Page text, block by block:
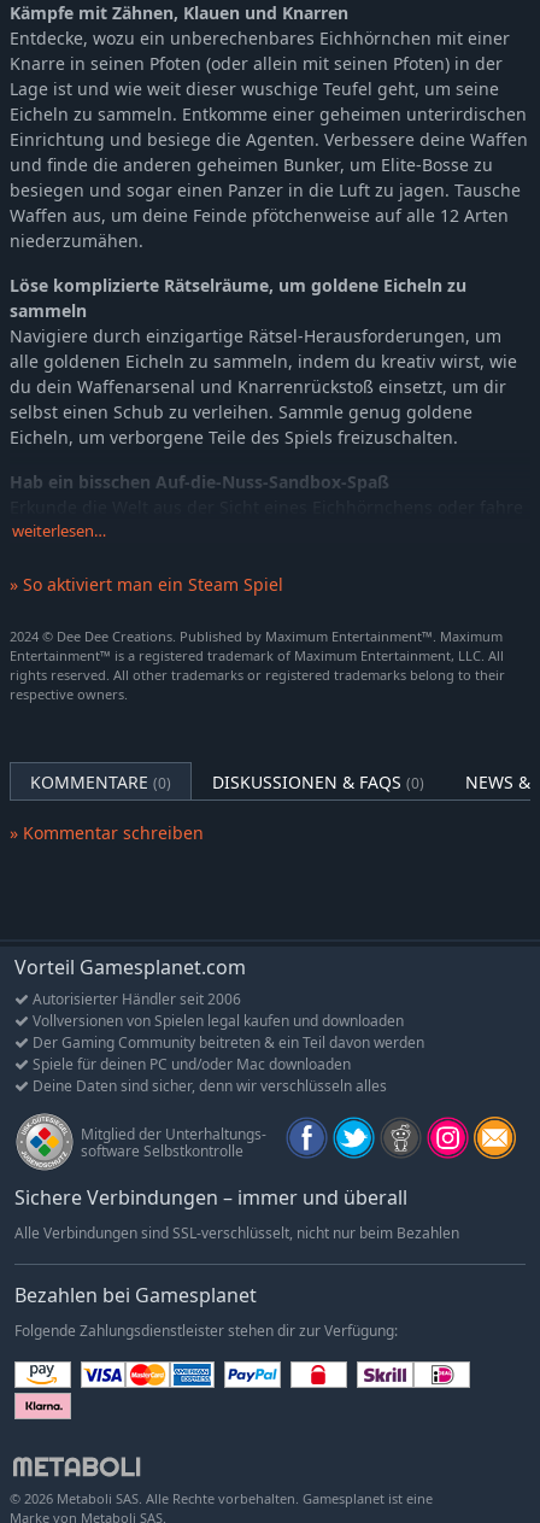
Kämpfe mit Zähnen, Klauen und Knarren
Entdecke, wozu ein unberechenbares Eichhörnchen mit einer
Knarre in seinen Pfoten (oder allein mit seinen Pfoten) in der
Lage ist und wie weit dieser wuschige Teufel geht, um seine
Eicheln zu sammeln. Entkomme einer geheimen unterirdischen
Einrichtung und besiege die Agenten. Verbessere deine Waffen
und finde die anderen geheimen Bunker, um Elite-Bosse zu
besiegen und sogar einen Panzer in die Luft zu jagen. Tausche
Waffen aus, um deine Feinde pfötchenweise auf alle 12 Arten
niederzumähen.
Löse komplizierte Rätselräume, um goldene Eicheln zu
sammeln
Navigiere durch einzigartige Rätsel-Herausforderungen, um
alle goldenen Eicheln zu sammeln, indem du kreativ wirst, wie
du dein Waffenarsenal und Knarrenrückstoß einsetzt, um dir
selbst einen Schub zu verleihen. Sammle genug goldene
Eicheln, um verborgene Teile des Spiels freizuschalten.
Hab ein bisschen Auf-die-Nuss-Sandbox-Spaß
in deinem Spielzeugauto herum. Belästige die Nachbarschaft
ihnen im Austausch gegen Leckereien (oder schneide ihnen
deinen eichhörnigen Stil zu erschaffen.
weiterlesen…
» So aktiviert man ein Steam Spiel
2024 © Dee Dee Creations. Published by Maximum Entertainment™. Maximum
Entertainment™ is a registered trademark of Maximum Entertainment, LLC. All
rights reserved. All other trademarks or registered trademarks belong to their
respective owners.
KOMMENTARE (0) DISKUSSIONEN & FAQS (0) NEWS &
» Kommentar schreiben
Vorteil Gamesplanet.com
Autorisierter Händler seit 2006
Vollversionen von Spielen legal kaufen und downloaden
Der Gaming Community beitreten & ein Teil davon werden
Spiele für deinen PC und/oder Mac downloaden
Deine Daten sind sicher, denn wir verschlüsseln alles
Mitglied der Unterhaltungs-
software Selbstkontrolle
Sichere Verbindungen – immer und überall
Alle Verbindungen sind SSL-verschlüsselt, nicht nur beim Bezahlen
Bezahlen bei Gamesplanet
Folgende Zahlungsdienstleister stehen dir zur Verfügung:
© 2026 Metaboli SAS. Alle Rechte vorbehalten. Gamesplanet ist eine
Marke von Metaboli SAS.